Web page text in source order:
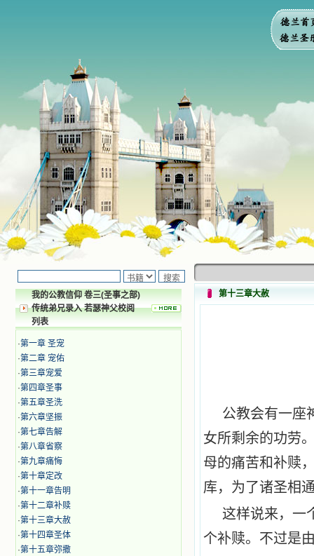
我的公教信仰 卷三(圣事之部)
传统弟兄录入 若瑟神父校阅
列表
·第一章 圣宠
·第二章 宠佑
·第三章宠爱
·第四章圣事
·第五章圣洗
·第六章坚振
·第七章告解
·第八章省察
·第九章痛悔
·第十章定改
·第十一章告明
·第十二章补赎
·第十三章大赦
·第十四章圣体
·第十五章弥撒
第十三章大赦
公教会有一座
女所剩余的功劳
母的痛苦和补赎
库，为了诸圣相
这样说来，一
个补赎。不过是